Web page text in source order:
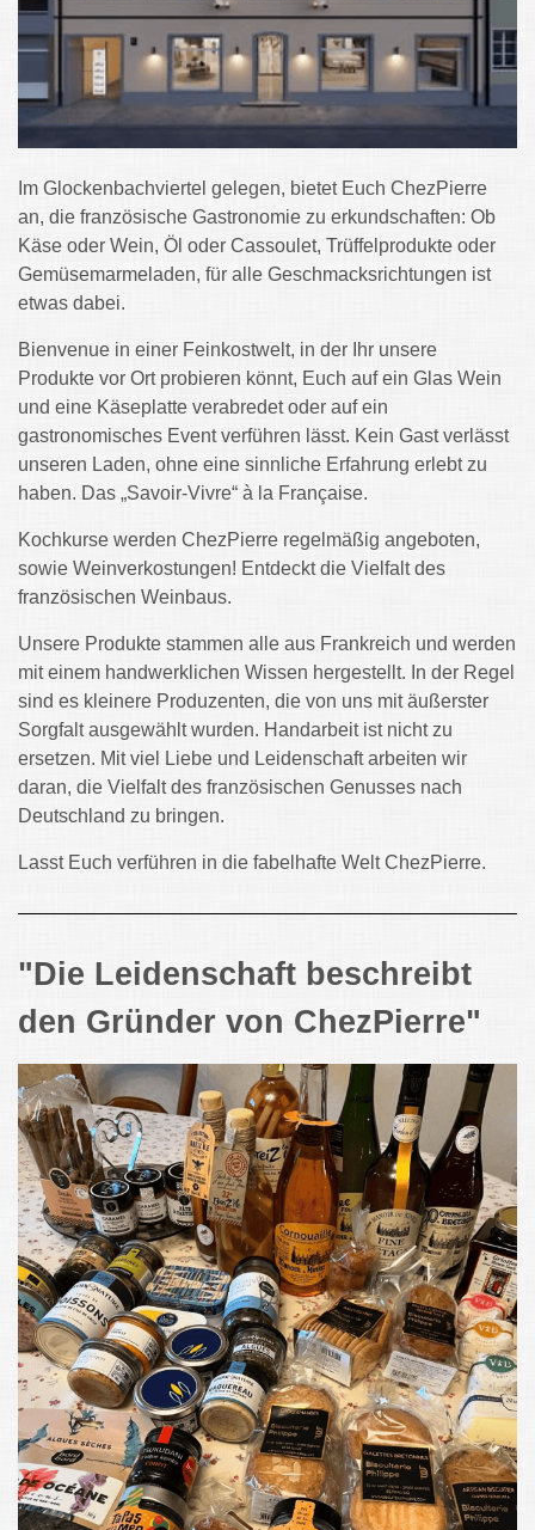
Im Glockenbachviertel gelegen, bietet Euch ChezPierre
an, die französische Gastronomie zu erkundschaften: Ob
Käse oder Wein, Öl oder Cassoulet, Trüffelprodukte oder
Gemüsemarmeladen, für alle Geschmacksrichtungen ist
etwas dabei.
Bienvenue in einer Feinkostwelt, in der Ihr unsere
Produkte vor Ort probieren könnt, Euch auf ein Glas Wein
und eine Käseplatte verabredet oder auf ein
gastronomisches Event verführen lässt. Kein Gast verlässt
unseren Laden, ohne eine sinnliche Erfahrung erlebt zu
haben. Das „Savoir-Vivre“ à la Française.
Kochkurse werden ChezPierre regelmäßig angeboten,
sowie Weinverkostungen! Entdeckt die Vielfalt des
französischen Weinbaus.
Unsere Produkte stammen alle aus Frankreich und werden
mit einem handwerklichen Wissen hergestellt. In der Regel
sind es kleinere Produzenten, die von uns mit äußerster
Sorgfalt ausgewählt wurden. Handarbeit ist nicht zu
ersetzen. Mit viel Liebe und Leidenschaft arbeiten wir
daran, die Vielfalt des französischen Genusses nach
Deutschland zu bringen.
Lasst Euch verführen in die fabelhafte Welt ChezPierre.
"Die Leidenschaft beschreibt
den Gründer von ChezPierre"